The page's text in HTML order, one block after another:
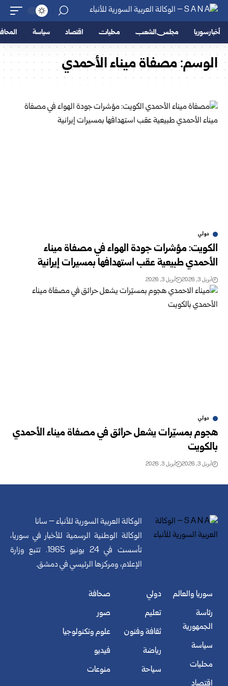
أخبار سوريا مجلس الشعب محليات اقتصاد سياسة
الوسم:مصفاة ميناء الأحمدي
دولي
الكويت: مؤشرات جودة الهواء في مصفاة ميناء
الأحمدي طبيعية عقب استهدافها بمسيرات إيرانية
أبريل 3, 2026 أبريل 3, 2026
دولي
هجوم بمسيّرات يشعل حرائق في مصفاة ميناء الأحمدي
بالكويت
أبريل 3, 2026 أبريل 3, 2026
الوكالة العربية السورية للأنباء – سانا
الوكالة الوطنية الرسمية للأخبار في سوريا،
تأسست في 24 يونيو 1965. تتبع وزارة
الإعلام، ومركزها الرئيسي في دمشق.
سوريا والعالم
رئاسة
الجمهورية
سياسة
محليات
اقتصاد
دولي
تعليم
ثقافة وفنون
رياضة
سياحة
صحافة
صور
علوم وتكنولوجيا
فيديو
منوعات